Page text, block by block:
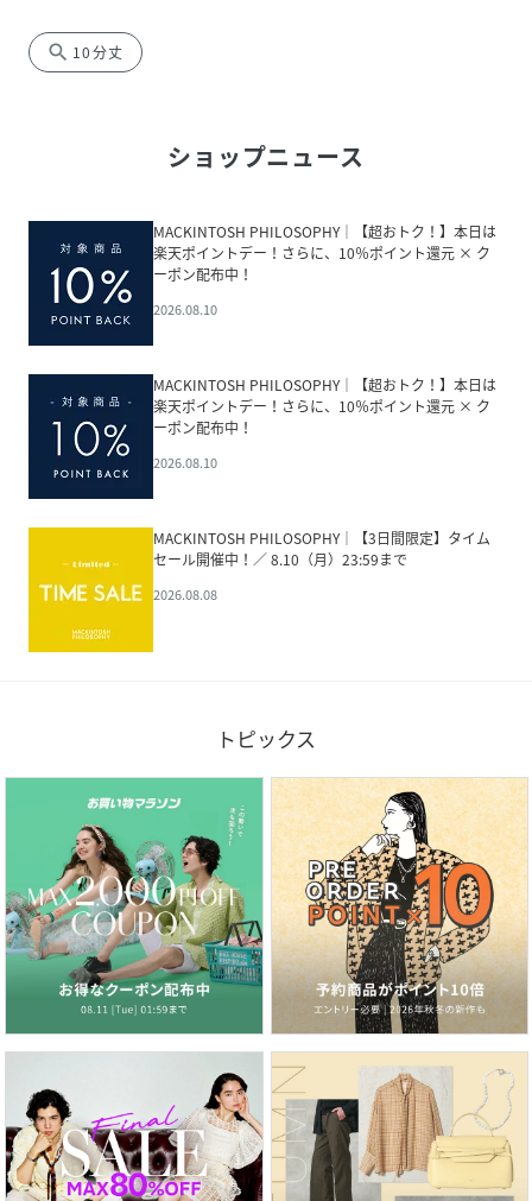
search 10分丈
ショップニュース
MACKINTOSH PHILOSOPHY│【超おトク！】本日は
楽天ポイントデー！さらに、10％ポイント還元 × ク
ーポン配布中！
2026.08.10
MACKINTOSH PHILOSOPHY│【超おトク！】本日は
楽天ポイントデー！さらに、10％ポイント還元 × ク
ーポン配布中！
2026.08.10
MACKINTOSH PHILOSOPHY│【3日間限定】タイム
セール開催中！／ 8.10（月）23:59まで
2026.08.08
トピックス